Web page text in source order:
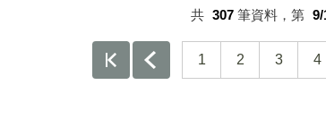
共 307 筆資料，第 9/
1 2 3 4